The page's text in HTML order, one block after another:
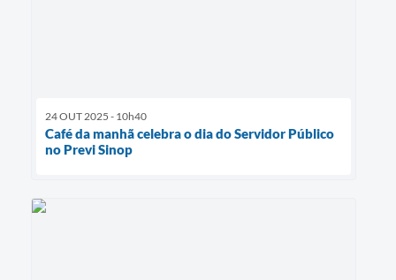
24 OUT 2025 - 10h40
Café da manhã celebra o dia do Servidor Público
no Previ Sinop